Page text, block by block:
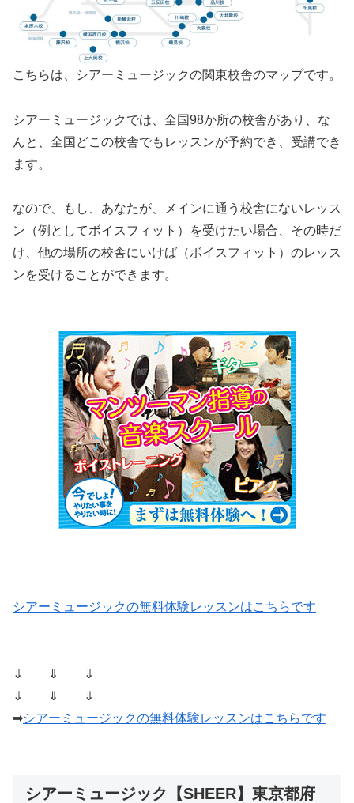
こちらは、シアーミュージックの関東校舎のマップです。
シアーミュージックでは、全国98か所の校舎があり、な
んと、全国どこの校舎でもレッスンが予約でき、受講でき
ます。
なので、もし、あなたが、メインに通う校舎にないレッス
ン（例としてボイスフィット）を受けたい場合、その時だ
け、他の場所の校舎にいけば（ボイスフィット）のレッス
ンを受けることができます。
シアーミュージックの無料体験レッスンはこちらです
⇓ ⇓ ⇓
⇓ ⇓ ⇓
➡シアーミュージックの無料体験レッスンはこちらです
シアーミュージック【SHEER】東京都府